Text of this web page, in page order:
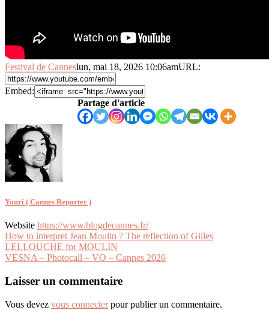
Festival de Canneslun, mai 18, 2026 10:06amURL:
Embed:
Partage d'article
Youri ( Cannes Reporter )
Website https://www.blogdecannes.fr/
Navigation
de
How to interpret Jean Moulin ? The reflection of Gilles
LELLOUCHE for MOULIN
VESNA – Photocall – VO – Cannes 2026
Laisser un commentaire
Vous devez vous connecterpour publier un commentaire.